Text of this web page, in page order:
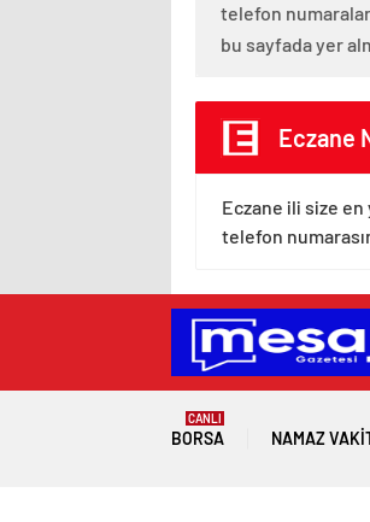
telefon
bu sayfada yer
Eczane
Eczane ili size
telefon
BORSA
CANLI
NAMAZ